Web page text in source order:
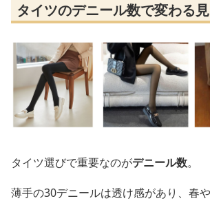
タイツのデニール数で変わる
タイツ選びで重要なのがデニール数。
薄手の30デニールは透け感があり、春